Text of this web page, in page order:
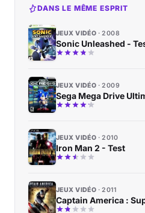
DANS LE MÊME ESPRIT
JEUX VIDÉO 2008
Sonic Unleashed -
JEUX VIDÉO 2009
Sega Mega Drive
JEUX VIDÉO 2010
Iron Man 2 - Test
JEUX VIDÉO 2011
Captain America :